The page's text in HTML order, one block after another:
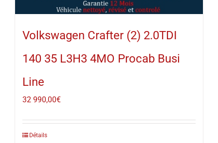
Volkswagen Crafter (2) 2.0TDI
140 35 L3H3 4MO Procab Busi
Line
32 990,00€
Détails